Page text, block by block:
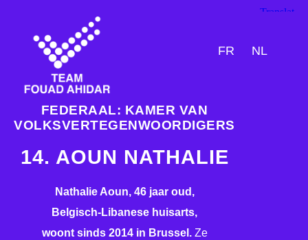
FR NL
FEDERAAL: KAMER VAN
VOLKSVERTEGENWOORDIGERS
14. AOUN NATHALIE
Nathalie Aoun, 46 jaar oud,
Belgisch-Libanese huisarts,
woont sinds 2014 in Brussel.Ze